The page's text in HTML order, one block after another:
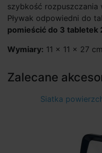
szybkość
Pływak odpowiedni do
pomieścić do 3 tabletek
Wymiary: 11 × 11 × 27 cm
Zalecane
Siatka